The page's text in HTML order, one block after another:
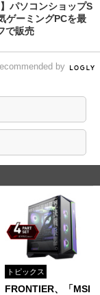
】パソコンショップS
ゲーミングPCを最
で販売
by
トピックス
FRONTIER、「MSI